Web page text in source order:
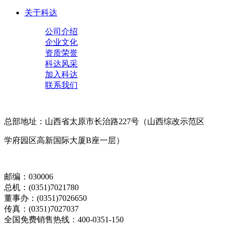
关于科达
公司介绍
企业文化
资质荣誉
科达风采
加入科达
联系我们
总部地址：山西省太原市长治路227号（山西综改示范区
学府园区高新国际大厦B座一层）
邮编：030006
总机：(0351)7021780
董事办：(0351)7026650
传真：(0351)7027037
全国免费销售热线：400-0351-150